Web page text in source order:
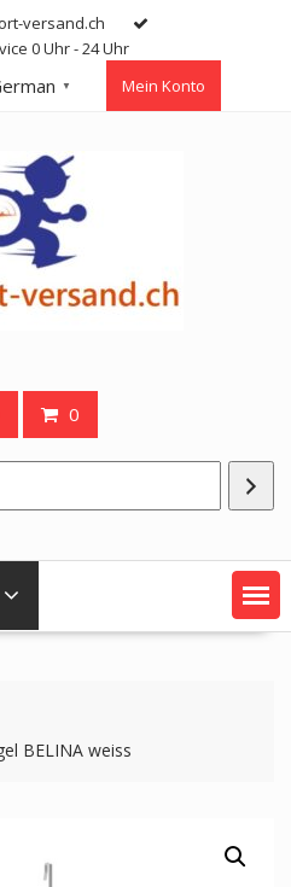
versand.ch
0 Uhr - 24 Uhr
▼ Mein Konto
0
BELINA weiss